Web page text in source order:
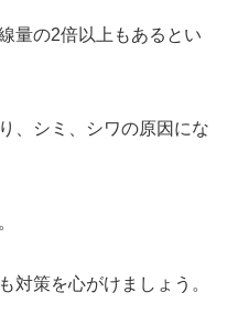
量の2倍以上もあるとい
、シミ、シワの原因にな
対策を心がけましょう。